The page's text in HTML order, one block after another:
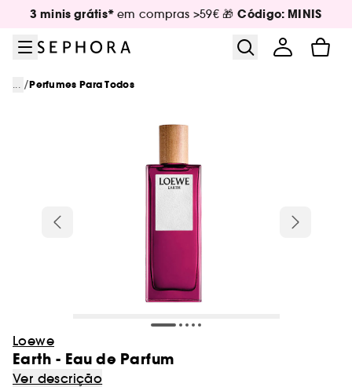
Ir para o menu
Ir para o conteúdo principal
Ir para o rodapé
3 minis grátis* em compras >59€ 🎁Código: MINIS
... /Perfumes Para Todos
Loewe
Earth - Eau de Parfum
Ver descrição